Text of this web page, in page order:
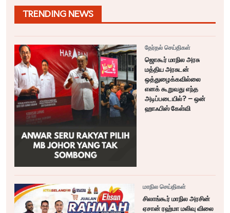
TRENDING NEWS
தேர்தல் செய்திகள்
ஜொகூர் மாநில அரசு
மத்திய அரசுடன்
ஒத்துழைக்கவில்லை
எனக் கூறுவது எந்த
அடிப்படையில்? – ஒன்
ஹாஃபிஸ் கேள்வி
மாநில செய்திகள்
சிலாங்கூர் மாநில அரசின்
ஏசான் ரஹ்மா மலிவு விலை